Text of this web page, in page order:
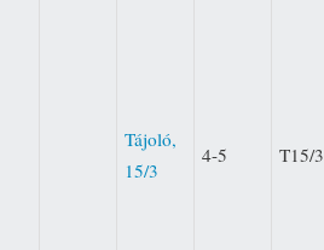
Tájoló,
15/3
4-5 T15/3